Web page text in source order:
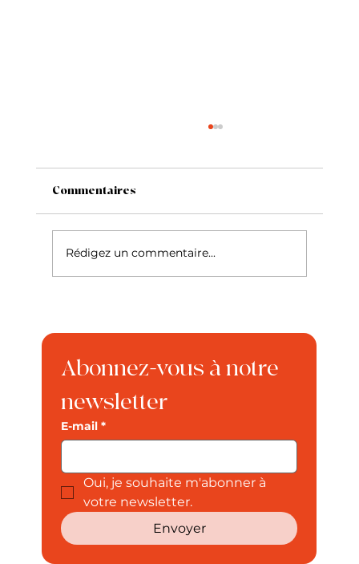
attacher ?
Commentaires
Rédigez un commentaire...
Abonnez-vous à notre
newsletter
E-mail *
Oui, je souhaite m'abonner à
votre newsletter.
Envoyer